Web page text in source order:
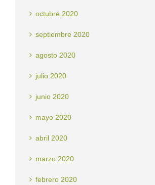
octubre 2020
septiembre 2020
agosto 2020
julio 2020
junio 2020
mayo 2020
abril 2020
marzo 2020
febrero 2020